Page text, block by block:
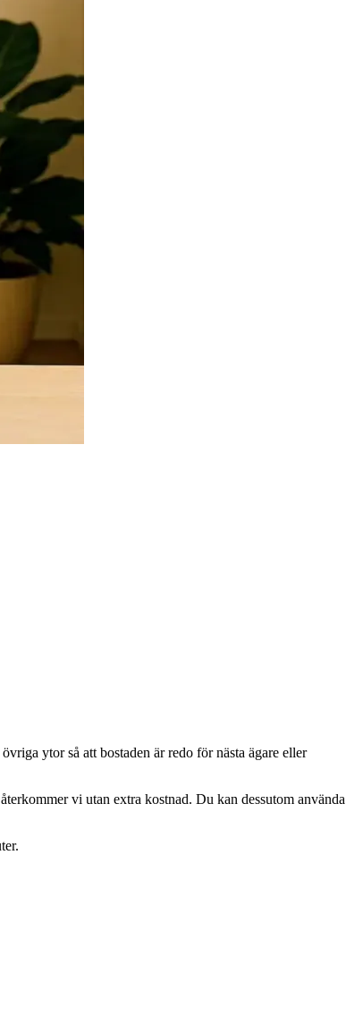
ytor så att bostaden är redo för nästa ägare eller
vi utan extra kostnad. Du kan dessutom använda